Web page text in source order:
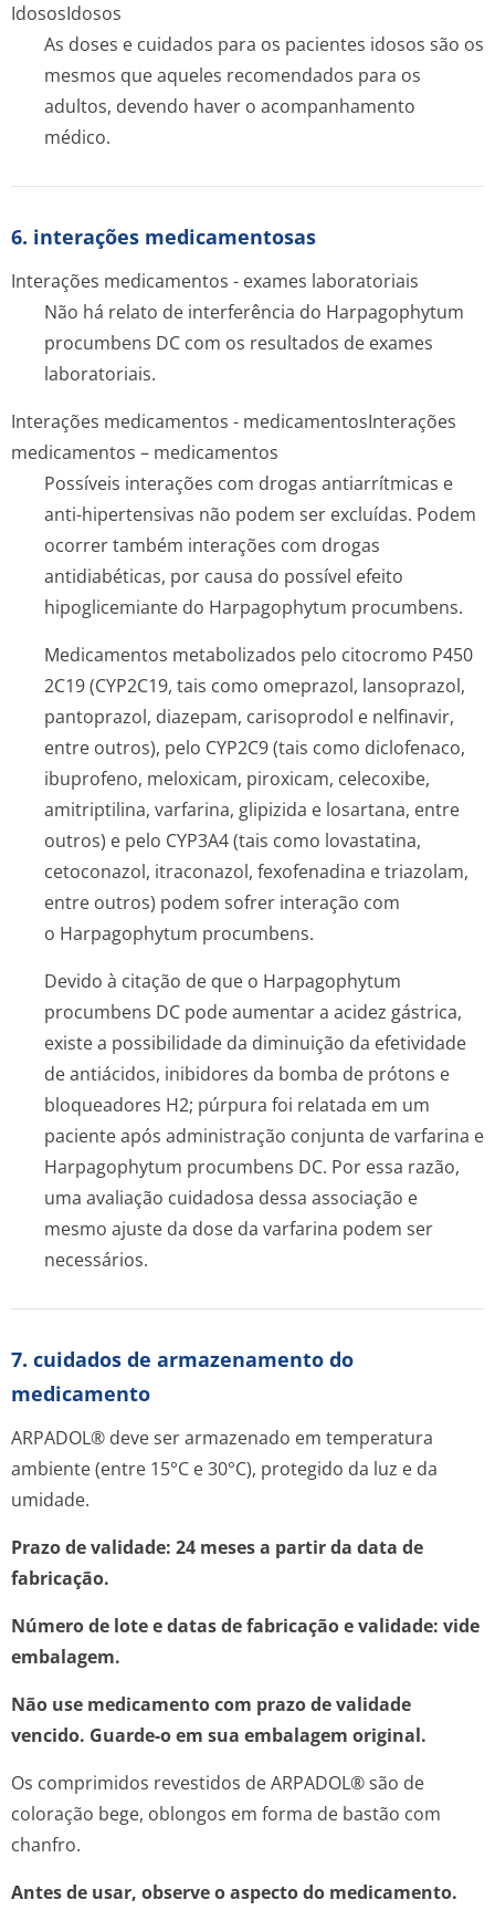
IdososIdosos
As doses e cuidados para os pacientes idosos são os
mesmos que aqueles recomendados para os
adultos, devendo haver o acompanhamento
médico.
6. interações medicamentosas
Interações medicamentos - exames laboratoriais
Não há relato de interferência do Harpagophytum
procumbens DC com os resultados de exames
laboratoriais.
Interações medicamentos - medicamentosInterações
medicamentos – medicamentos
Possíveis interações com drogas antiarrítmicas e
anti-hipertensivas não podem ser excluídas. Podem
ocorrer também interações com drogas
antidiabéticas, por causa do possível efeito
hipoglicemiante do Harpagophytum procumbens.
Medicamentos metabolizados pelo citocromo P450
2C19 (CYP2C19, tais como omeprazol, lansoprazol,
pantoprazol, diazepam, carisoprodol e nelfinavir,
entre outros), pelo CYP2C9 (tais como diclofenaco,
ibuprofeno, meloxicam, piroxicam, celecoxibe,
amitriptilina, varfarina, glipizida e losartana, entre
outros) e pelo CYP3A4 (tais como lovastatina,
cetoconazol, itraconazol, fexofenadina e triazolam,
entre outros) podem sofrer interação com
o Harpagophytum procumbens.
Devido à citação de que o Harpagophytum
procumbens DC pode aumentar a acidez gástrica,
existe a possibilidade da diminuição da efetividade
de antiácidos, inibidores da bomba de prótons e
bloqueadores H2; púrpura foi relatada em um
paciente após administração conjunta de varfarina e
Harpagophytum procumbens DC. Por essa razão,
uma avaliação cuidadosa dessa associação e
mesmo ajuste da dose da varfarina podem ser
necessários.
7. cuidados de armazenamento do
medicamento
ARPADOL® deve ser armazenado em temperatura
ambiente (entre 15°C e 30°C), protegido da luz e da
umidade.
Prazo de validade: 24 meses a partir da data de
fabricação.
Número de lote e datas de fabricação e validade: vide
embalagem.
Não use medicamento com prazo de validade
vencido. Guarde-o em sua embalagem original.
Os comprimidos revestidos de ARPADOL® são de
coloração bege, oblongos em forma de bastão com
chanfro.
Antes de usar, observe o aspecto do medicamento.